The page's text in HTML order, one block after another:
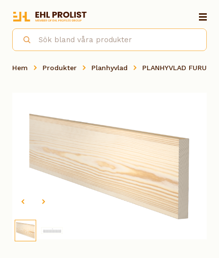
Hem Produkter Planhyvlad PLANHYVLAD FURU